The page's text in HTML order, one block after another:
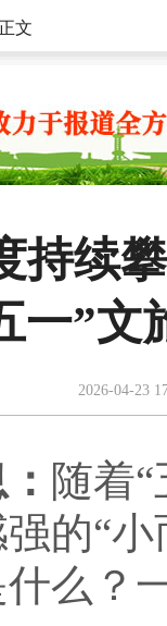
文
持续
一”文
2026-04-23
随着
的“
么？